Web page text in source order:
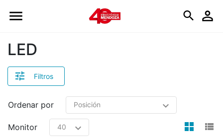
LED
Filtros
Ordenar por
Monitor